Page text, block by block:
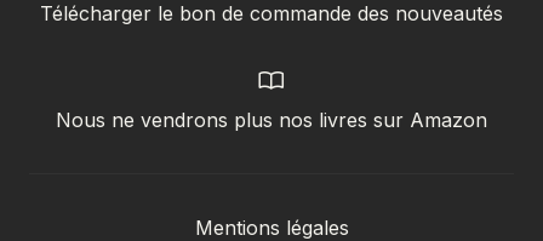
Télécharger le bon de commande des nouveautés
Nous ne vendrons plus nos livres sur Amazon
Mentions légales